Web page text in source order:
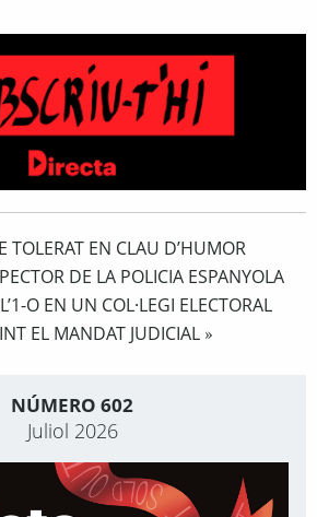
TOLERAT EN CLAU D’HUMOR
DE LA POLICIA ESPANYOLA
O EN UN COL·LEGI ELECTORAL
EL MANDAT JUDICIAL»
NÚMERO 602
Juliol 2026